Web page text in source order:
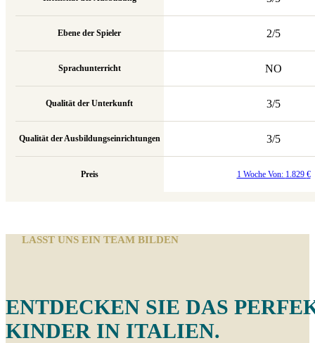
Ebene der Spieler
Sprachunterricht
Qualität der Unterkunft
Qualität der Ausbildungseinrichtungen
Preis
2/5
NO
3/5
3/5
1 Woche Von: 1.829 €
LASST UNS EIN TEAM BILDEN
ENTDECKEN SIE DAS
INDER IN ITALIEN.